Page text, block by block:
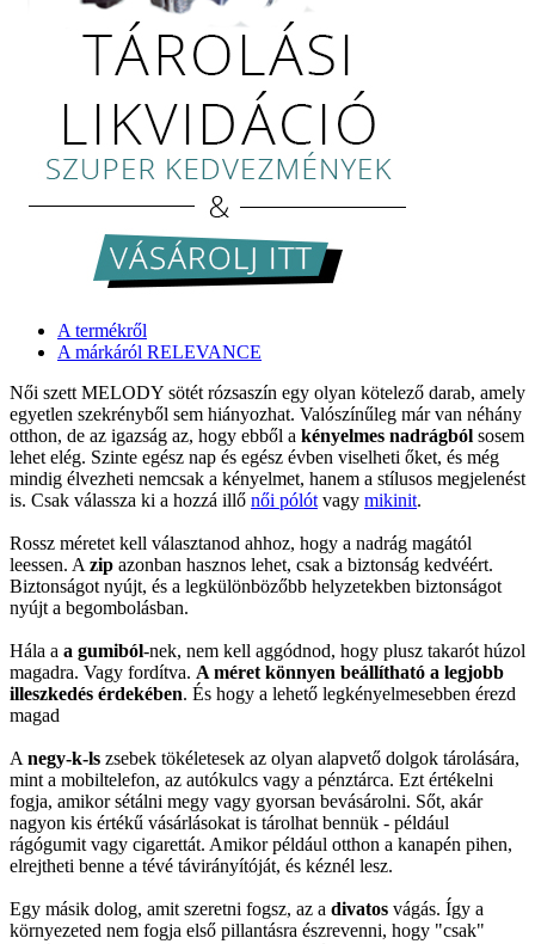
A termékről
A márkáról RELEVANCE
Női szett MELODY sötét rózsaszín egy olyan kötelező darab, amely
egyetlen szekrényből sem hiányozhat. Valószínűleg már van néhány
otthon, de az igazság az, hogy ebből a kényelmes nadrágból sosem
lehet elég. Szinte egész nap és egész évben viselheti őket, és még
mindig élvezheti nemcsak a kényelmet, hanem a stílusos megjelenést
is. Csak válassza ki a hozzá illő női pólót vagy mikinit.
Rossz méretet kell választanod ahhoz, hogy a nadrág magától
leessen. A zip azonban hasznos lehet, csak a biztonság kedvéért.
Biztonságot nyújt, és a legkülönbözőbb helyzetekben biztonságot
nyújt a begombolásban.
Hála a a gumiból-nek, nem kell aggódnod, hogy plusz takarót húzol
magadra. Vagy fordítva. A méret könnyen beállítható a legjobb
illeszkedés érdekében. És hogy a lehető legkényelmesebben érezd
magad
A negy-k-ls zsebek tökéletesek az olyan alapvető dolgok tárolására,
mint a mobiltelefon, az autókulcs vagy a pénztárca. Ezt értékelni
fogja, amikor sétálni megy vagy gyorsan bevásárolni. Sőt, akár
nagyon kis értékű vásárlásokat is tárolhat bennük - például
rágógumit vagy cigarettát. Amikor például otthon a kanapén pihen,
elrejtheti benne a tévé távirányítóját, és kéznél lesz.
Egy másik dolog, amit szeretni fogsz, az a divatos vágás. Így a
környezeted nem fogja első pillantásra észrevenni, hogy "csak"